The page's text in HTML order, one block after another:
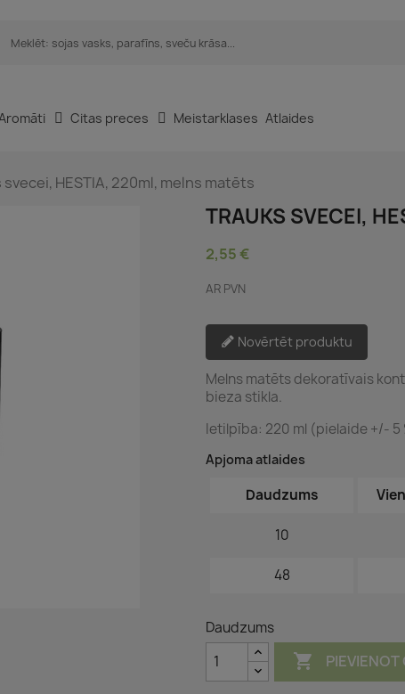
Citas preces Meistarklases Atlaides
svecei, HESTIA, 220ml, melns matēts
TRAUKS SVECEI,
2,55 €
AR PVN
Novērtēt produktu
Melns matēts dekoratīvais
bieza stikla.
Ietilpība: 220 ml (pielaide +/- 5
Apjoma atlaides
Daudzums
10
48
Daudzums
